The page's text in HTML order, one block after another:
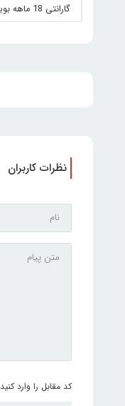
گارانتی 18 ماهه بویا ایران
نظرات کاربران
کد مقابل را وارد کنید